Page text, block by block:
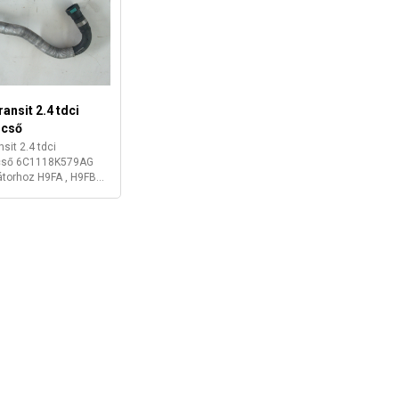
2.4 tdci
2.4 tdci
6C1118K579AG
H9FA , H9FB...